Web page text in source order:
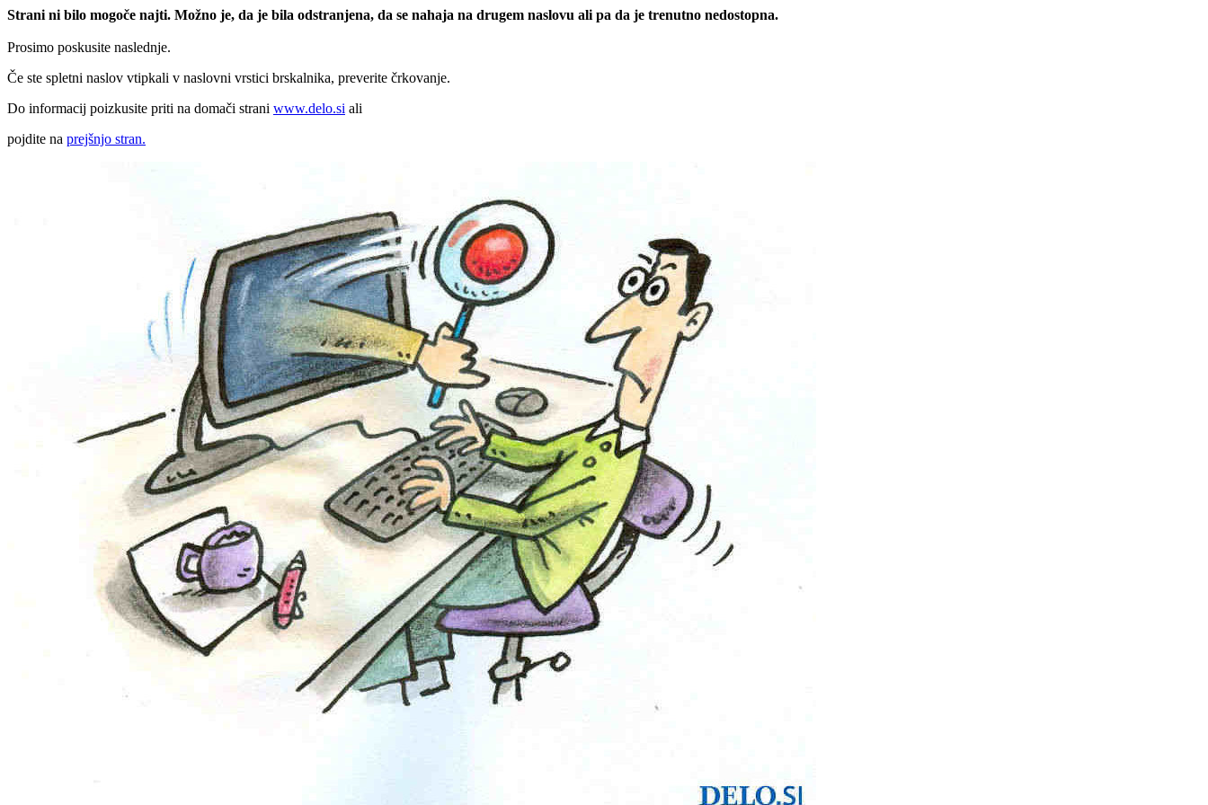
Strani ni bilo mogoče najti. Možno je, da je bila odstranjena, da se nahaja na drugem naslovu ali pa da je trenutno nedostopna.
Prosimo poskusite naslednje.
Če ste spletni naslov vtipkali v naslovni vrstici brskalnika, preverite črkovanje.
Do informacij poizkusite priti na domači strani www.delo.si ali
pojdite na prejšnjo stran.